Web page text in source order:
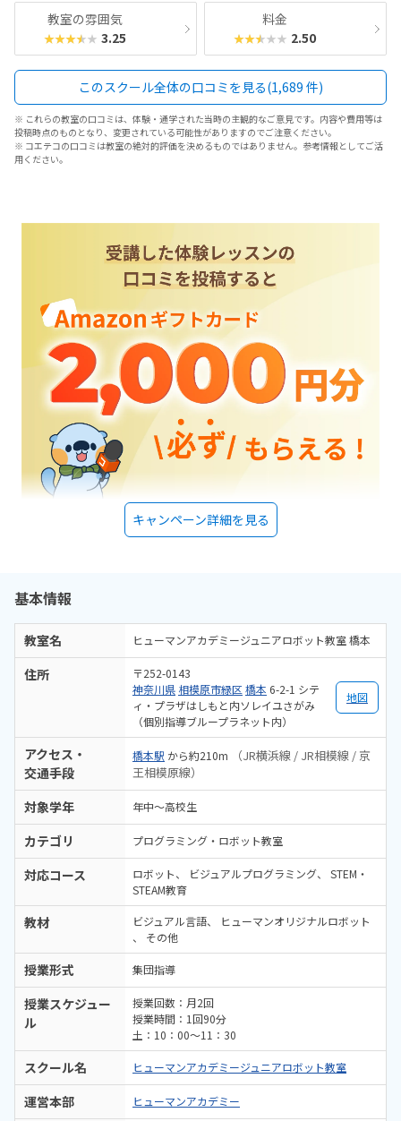
教室の雰囲気
★★★★★ 3.25
料金
★★★★★ 2.50
このスクール全体の口コミを見る(1,689 件)
※ これらの教室の口コミは、体験・通学された当時の主観的なご意見です。内容や費用等は
投稿時点のものとなり、変更されている可能性がありますのでご注意ください。
※ コエテコの口コミは教室の絶対的評価を決めるものではありません。参考情報としてご活
用ください。
キャンペーン詳細を見る
基本情報
教室名 ヒューマンアカデミージュニアロボット教室 橋本
住所
〒252-0143
神奈川県 相模原市緑区 橋本 6-2-1 シテ
ィ・プラザはしもと内ソレイユさがみ
（個別指導ブループラネット内）
地図
アクセス・
交通手段
橋本駅 から約210m
（JR横浜線 / JR相模線 / 京
王相模原線）
対象学年 年中～高校生
カテゴリ プログラミング・ロボット教室
対応コース ロボット ビジュアルプログラミング
STEM・
STEAM教育
教材 ビジュアル言語
ヒューマンオリジナルロボット
その他
授業形式 集団指導
授業スケジュー
ル
授業回数：月2回
授業時間：1回90分
土：10：00～11：30
スクール名 ヒューマンアカデミージュニアロボット教室
運営本部 ヒューマンアカデミー